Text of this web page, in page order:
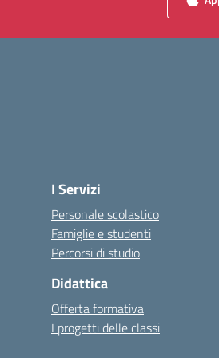
I Servizi
Personale scolastico
Famiglie e studenti
Percorsi di studio
Didattica
Offerta formativa
I progetti delle classi